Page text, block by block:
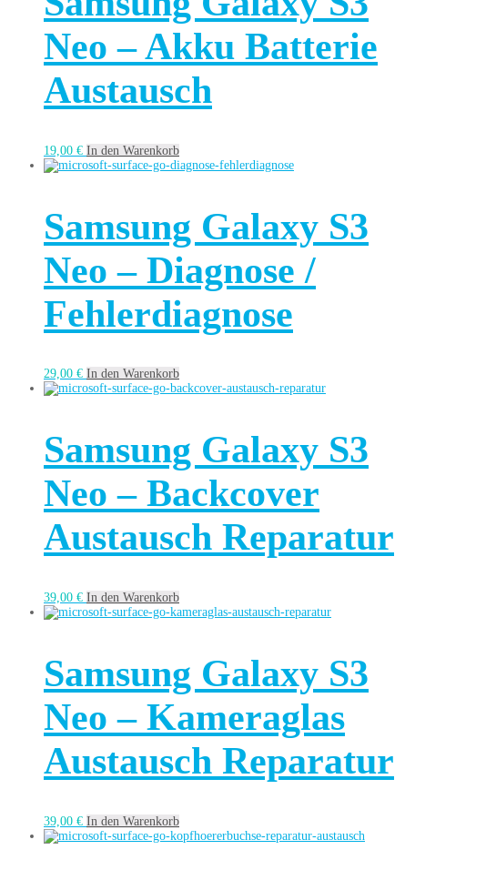
Neo – Akku Batterie
Austausch
19,00 € In den Warenkorb
Samsung Galaxy S3
Neo – Diagnose /
Fehlerdiagnose
29,00 € In den Warenkorb
Samsung Galaxy S3
Neo – Backcover
Austausch Reparatur
39,00 € In den Warenkorb
Samsung Galaxy S3
Neo – Kameraglas
Austausch Reparatur
39,00 € In den Warenkorb